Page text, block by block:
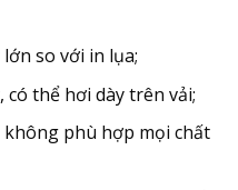
so với in lụa;
có thể hơi dày trên vải;
không phù hợp mọi chất